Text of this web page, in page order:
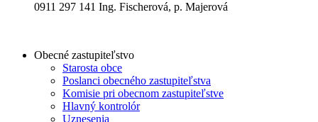
0911 297 141 Ing. Fischerová, p. Majerová
Obecné zastupiteľstvo
Starosta obce
Poslanci obecného zastupiteľstva
Komisie pri obecnom zastupiteľstve
Hlavný kontrolór
Uznesenia